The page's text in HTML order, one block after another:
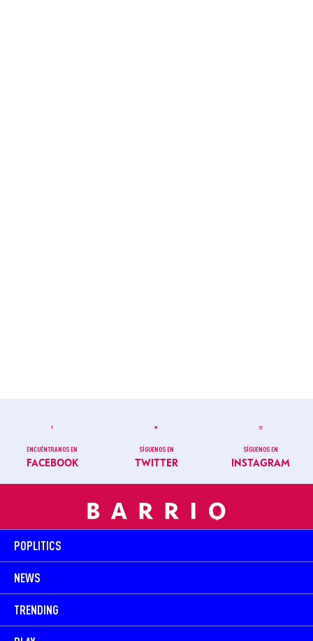
ENCUÉNTRANOS EN
FACEBOOK
SÍGUENOS EN
TWITTER
SÍGUENOS EN
INSTAGRAM
POPLITICS
NEWS
TRENDING